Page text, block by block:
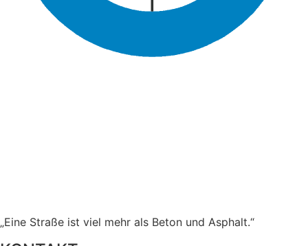
„Eine Straße ist viel mehr als Beton und Asphalt.“